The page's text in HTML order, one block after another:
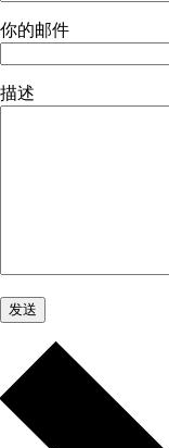
你的邮件
描述